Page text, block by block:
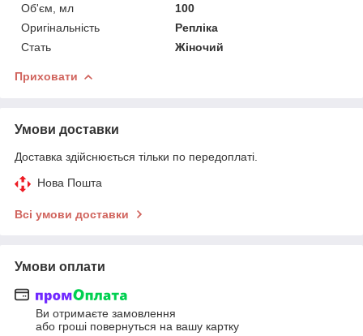
Об'єм, мл
100
Оригінальність
Репліка
Стать
Жіночий
Приховати
Умови доставки
Доставка здійснюється тільки по передоплаті.
Нова Пошта
Всі умови доставки
Умови оплати
Ви отримаєте замовлення
або гроші повернуться на вашу картку